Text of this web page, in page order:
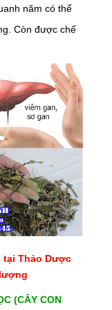
năm có thể
Còn được chế
tại Thảo Dược
(CÂY CON